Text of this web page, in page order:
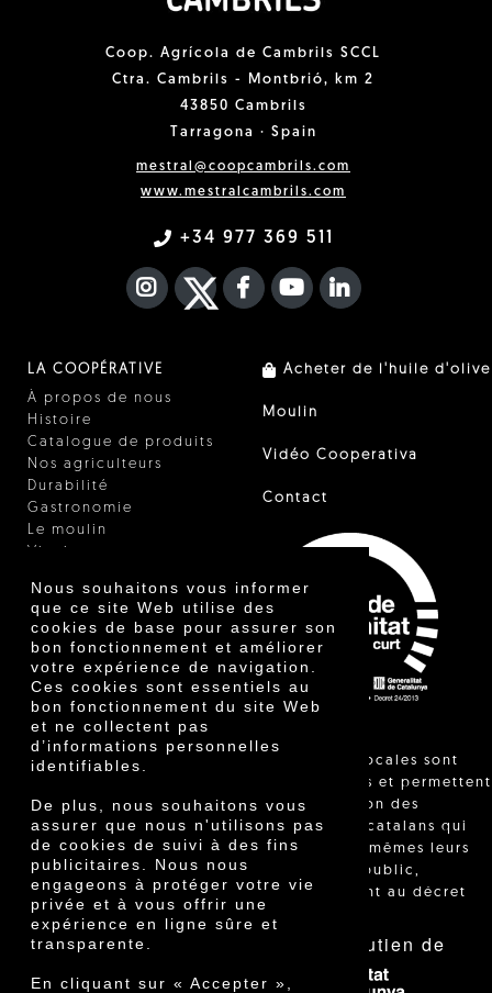
Nous souhaitons vous informer
que ce site Web utilise des
cookies de base pour assurer son
bon fonctionnement et améliorer
votre expérience de navigation.
Ces cookies sont essentiels au
bon fonctionnement du site Web
et ne collectent pas
d’informations personnelles
identifiables.
De plus, nous souhaitons vous
assurer que nous n'utilisons pas
de cookies de suivi à des fins
publicitaires. Nous nous
engageons à protéger votre vie
privée et à vous offrir une
expérience en ligne sûre et
transparente.
En cliquant sur « Accepter »,
Coop. Agrícola de Cambrils SCCL
Ctra. Cambrils - Montbrió, km 2
43850 Cambrils
Tarragona · Spain
mestral@coopcambrils.com
www.mestralcambrils.com
+34 977 369 511
INSTAGRAM
TWITTER
FACEBOOK F
YOUTUBEFA LINKEDIN
LA COOPÉRATIVE
À propos de nous
Histoire
Catalogue de produits
Nos agriculteurs
Durabilité
Gastronomie
Le moulin
Certificats
Prix
Innovation
Acheter de l'huile d'olive
Moulin
Vidéo Cooperativa
Contact
"Les ventes locales sont
réglementées et permettent
l'identification des
agriculteurs catalans qui
vendent eux-mêmes leurs
produits au public,
conformément au décret
24/2013."
Avec le soutien de